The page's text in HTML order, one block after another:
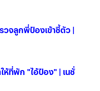
จลูกพี่ป๋องเข้าชี้ตัว |
พัก "ไอ้ป๋อง" | เนชั่